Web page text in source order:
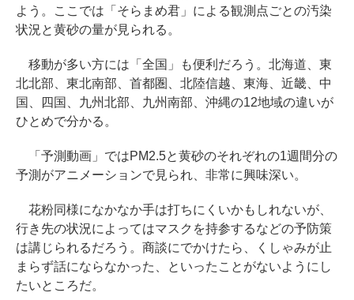
よう。ここでは「そらまめ君」による観測点ごとの汚染
状況と黄砂の量が見られる。
移動が多い方には「全国」も便利だろう。北海道、東
北北部、東北南部、首都圏、北陸信越、東海、近畿、中
国、四国、九州北部、九州南部、沖縄の12地域の違いが
ひとめで分かる。
「予測動画」ではPM2.5と黄砂のそれぞれの1週間分の
予測がアニメーションで見られ、非常に興味深い。
花粉同様になかなか手は打ちにくいかもしれないが、
行き先の状況によってはマスクを持参するなどの予防策
は講じられるだろう。商談にでかけたら、くしゃみが止
まらず話にならなかった、といったことがないようにし
たいところだ。